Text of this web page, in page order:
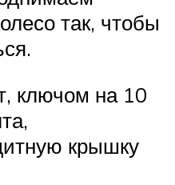
так, чтобы
ключом на 10
крышку